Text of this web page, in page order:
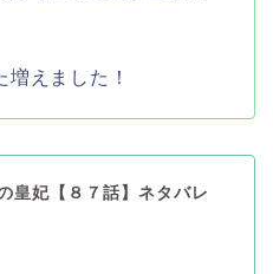
えました！
皇妃【８７話】ネタバレ